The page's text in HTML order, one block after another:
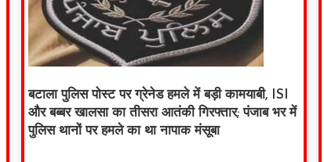
बटाला पुलिस पोस्ट पर ग्रेनेड हमले में बड़ी कामयाबी, ISI
और बब्बर खालसा का तीसरा आतंकी गिरफ्तार; पंजाब भर में
पुलिस थानों पर हमले का था नापाक मंसूबा